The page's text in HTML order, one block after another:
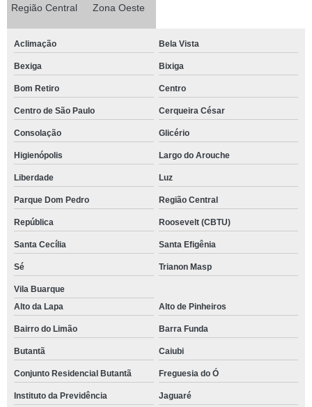
Região Central Zona Oeste
Aclimação Bela Vista
Bexiga Bixiga
Bom Retiro Centro
Centro de São Paulo Cerqueira César
Consolação Glicério
Higienópolis Largo do Arouche
Liberdade Luz
Parque Dom Pedro Região Central
República Roosevelt (CBTU)
Santa Cecília Santa Efigênia
Sé Trianon Masp
Vila Buarque
Alto da Lapa
Alto de Pinheiros
Bairro do Limão Barra Funda
Butantã Caiubi
Conjunto Residencial Butantã Freguesia do Ó
Instituto da Previdência Jaguaré